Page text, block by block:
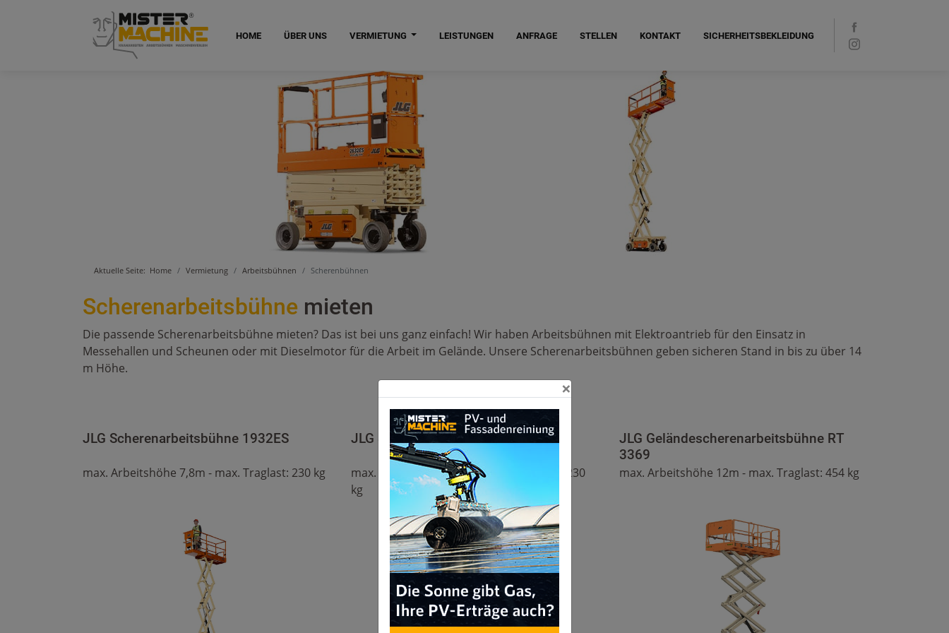
HOME ÜBER UNS VERMIETUNG LEISTUNGEN ANFRAGE STELLEN KONTAKT SICHERHEITSBEKLEIDUNG
Aktuelle Seite: Home Vermietung Arbeitsbühnen Scherenbühnen
Scherenarbeitsbühne mieten
Die passende Scherenarbeitsbühne mieten? Das ist bei uns ganz einfach! Wir haben Arbeitsbühnen mit Elektroantrieb für den Einsatz in
Messehallen und Scheunen oder mit Dieselmotor für die Arbeit im Gelände. Unsere Scherenarbeitsbühnen geben sicheren Stand in bis zu über 14
m Höhe.
JLG Scherenarbeitsbühne 1932ES
max. Arbeitshöhe 7,8m - max. Traglast: 230 kg
JLG Scherenarbeitsbühne 2632ES
max. Arbeitshöhe 9,77m - max. Traglast: 230
kg
JLG Geländescherenarbeitsbühne RT
3369
max. Arbeitshöhe 12m - max. Traglast: 454 kg
×